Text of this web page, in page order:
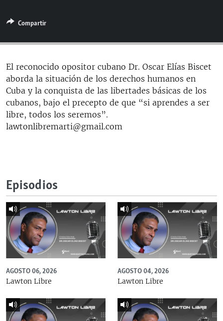
ESPECIALES
ESPECIALES
LA REALIDAD DE LA VIVIENDA EN CUBA
SER VIEJO EN CUBA
KENTU-CUBANO
LOS SANTOS DE HIALEAH
DESINFORMACIÓN RUSA EN AMÉRICA LATINA
MULTIMEDIA
EDITORIALES
SÍGUENOS
Compartir
El reconocido opositor cubano Dr. Oscar Elías Biscet
aborda la situación de los derechos humanos en
Cuba y la conquista de las libertades básicas de los
cubanos, bajo el precepto de que “si aprendes a ser
libre, todos los seremos”.
lawtonlibremarti@gmail.com
Episodios
AGOSTO 06, 2026
Lawton Libre
AGOSTO 04, 2026
Lawton Libre